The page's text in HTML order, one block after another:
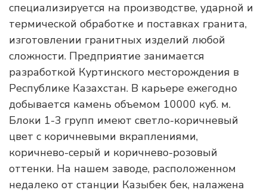
специализируется на производстве, ударной и
термической обработке и поставках гранита,
изготовлении гранитных изделий любой
сложности. Предприятие занимается
разработкой Куртинского месторождения в
Республике Казахстан. В карьере ежегодно
добывается камень объемом 10000 куб. м.
Блоки 1-3 групп имеют светло-коричневый
цвет с коричневыми вкраплениями,
коричнево-серый и коричнево-розовый
оттенки. На нашем заводе, расположенном
недалеко от станции Казыбек бек, налажена